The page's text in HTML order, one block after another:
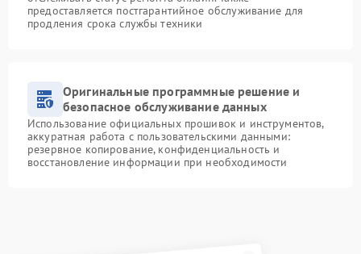
предоставляется постгарантийное обслуживание для
продления срока службы техники
Оригинальные программные решение и
безопасное обслуживание данных
Использование официальных прошивок и инструментов,
аккуратная работа с пользовательскими данными:
резервное копирование, конфиденциальность и
восстановление информации при необходимости